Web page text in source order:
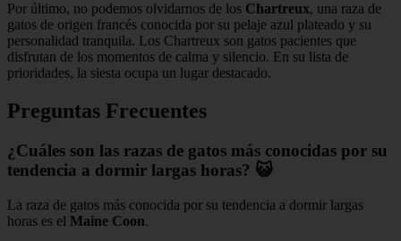
Por último, no podemos olvidarnos de los Chartreux, una raza de
gatos de origen francés conocida por su pelaje azul plateado y su
personalidad tranquila. Los Chartreux son gatos pacientes que
disfrutan de los momentos de calma y silencio. En su lista de
prioridades, la siesta ocupa un lugar destacado.
Preguntas Frecuentes
¿Cuáles son las razas de gatos más conocidas por su
tendencia a dormir largas horas? 😺
La raza de gatos más conocida por su tendencia a dormir largas
horas es el Maine Coon.